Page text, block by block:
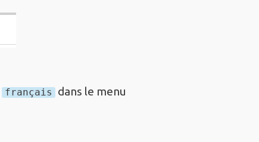
français dans le menu